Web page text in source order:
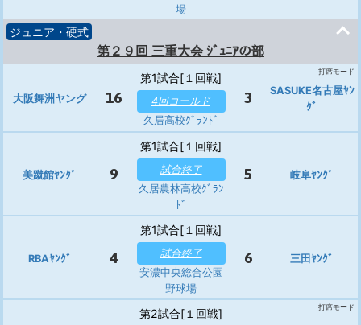
場
ジュニア・硬式
第２９回 三重大会 ｼﾞｭﾆｱの部
大阪舞洲ヤング 16
第1試合[１回戦]
4回コールド
久居高校ｸﾞﾗﾝﾄﾞ
3
SASUKE名古屋ﾔﾝ
ｸﾞ
打席モード
美蹴館ﾔﾝｸﾞ 9
第1試合[１回戦]
試合終了
久居農林高校ｸﾞﾗﾝ
ﾄﾞ
5 岐阜ﾔﾝｸﾞ
RBAﾔﾝｸﾞ 4
第1試合[１回戦]
試合終了
安濃中央総合公園
野球場
6 三田ﾔﾝｸﾞ
第2試合[１回戦] 打席モード